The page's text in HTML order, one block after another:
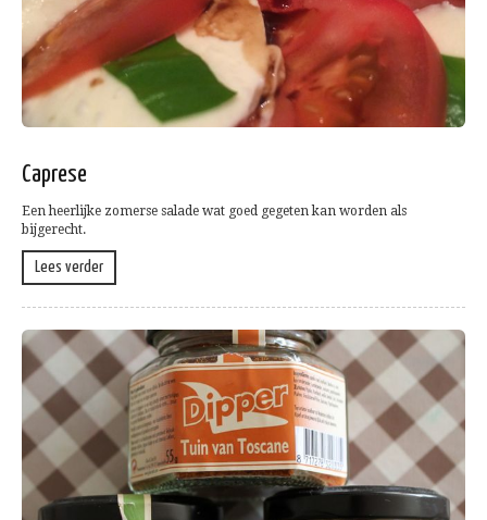
Caprese
Een heerlijke zomerse salade wat goed gegeten kan worden als
bijgerecht.
Lees verder